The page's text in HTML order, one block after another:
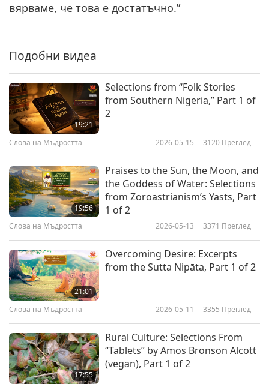
6
на чудесната Дарма, глава 4,
вярваме, че това е достатъчно.”
Подобни видеа
19:21
Selections from “Folk Stories
from Southern Nigeria,” Part 1 of
2
Слова на Мъдростта 2026-05-15 3120 Преглед
19:56
Praises to the Sun, the Moon, and
the Goddess of Water: Selections
from Zoroastrianism’s Yasts, Part
1 of 2
Слова на Мъдростта 2026-05-13 3371 Преглед
21:01
Overcoming Desire: Excerpts
from the Sutta Nipāta, Part 1 of 2
Слова на Мъдростта 2026-05-11 3355 Преглед
17:55
Rural Culture: Selections From
“Tablets” by Amos Bronson Alcott
(vegan), Part 1 of 2